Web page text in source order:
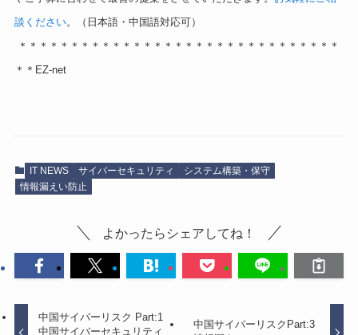
談ください。（日本語・中国語対応可）
＊＊＊＊＊＊＊＊＊＊＊＊＊＊＊＊＊＊＊＊＊＊＊＊＊＊＊＊＊＊＊
＊＊EZ-net
IT NEWS サイバーセキュリティ
システム構築・保守
情報漏えい防止
よかったらシェアしてね！
中国サイバーリスク Part:1
中国サイバーセキュリティ
中国サイバーリスクPart:3